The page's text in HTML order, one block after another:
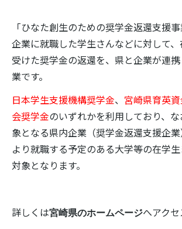
「ひなた創生のための奨学金返還支援
企業に就職した学生さんなどに対して
受けた奨学金の返還を、県と企業が連
業です。
日本学生支援機構奨学金、 宮崎県育英
会奨学金のいずれかを利用しており、
象となる県内企業（奨学金返還支援企
より就職する予定のある大学等の在学
対象となります。
詳しくは宮崎県のホームページへアクセ